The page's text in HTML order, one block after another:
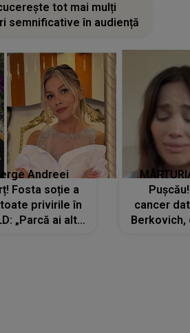
tot mai mulți
semnificative în audiență
Andreei
Fosta soție a
privirile în
„Parcă ai altă
cancer
Berkovich,